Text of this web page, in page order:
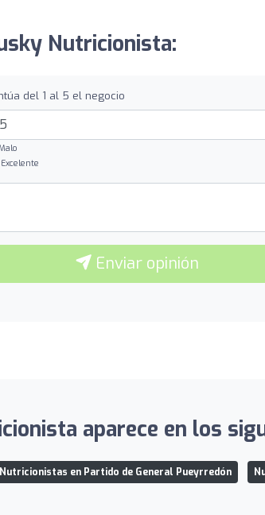
Nutricionista:
del 1 al 5 el negocio
Enviar opinión
aparece en los
Nutricionistas en Partido de General Pueyrredón